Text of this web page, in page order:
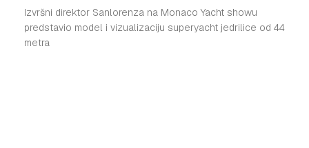
Izvršni direktor Sanlorenza na Monaco Yacht showu
predstavio model i vizualizaciju superyacht jedrilice od 44
metra